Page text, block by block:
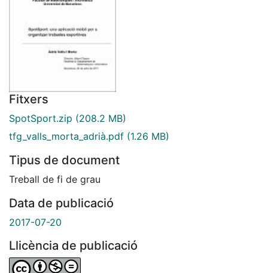
Fitxers
SpotSport.zip (208.2 MB)
tfg_valls_morta_adrià.pdf (1.26 MB)
Tipus de document
Treball de fi de grau
Data de publicació
2017-07-20
Llicència de publicació